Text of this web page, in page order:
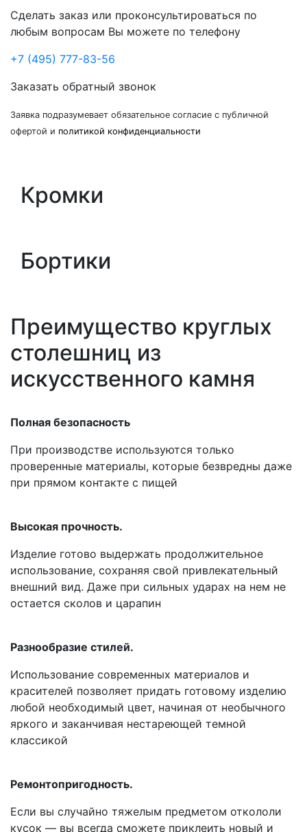
Сделать заказ или проконсультироваться по
любым вопросам Вы можете по телефону
+7 (495) 777-83-56
Заказать обратный звонок
Заявка подразумевает обязательное согласие с публичной
офертой и политикой конфиденциальности
Кромки
Бортики
Преимущество круглых
столешниц из
искусственного камня
Полная безопасность
При производстве используются только
проверенные материалы, которые безвредны даже
при прямом контакте с пищей
Высокая прочность.
Изделие готово выдержать продолжительное
использование, сохраняя свой привлекательный
внешний вид. Даже при сильных ударах на нем не
остается сколов и царапин
Разнообразие стилей.
Использование современных материалов и
красителей позволяет придать готовому изделию
любой необходимый цвет, начиная от необычного
яркого и заканчивая нестареющей темной
классикой
Ремонтопригодность.
Если вы случайно тяжелым предметом откололи
кусок — вы всегда сможете приклеить новый и